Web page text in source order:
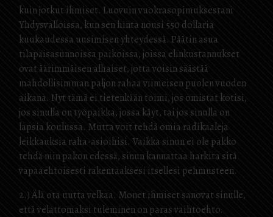
kuin jotkut ihmiset. Luovuin vuokrasopimuksestani
Yhdysvalloissa, kun sen hinta nousi 550 dollaria
kuukaudessa uusimisen yhteydessä. Päätin asua
tilapäisasunnoissa paikoissa, joissa elinkustannukset
ovat äärimmäisen alhaiset, jotta voisin säästää
mahdollisimman paljon rahaa viimeisen puolen vuoden
aikana. Nyt tämä ei tietenkään toimi, jos omistat kotisi,
jos sinulla on työpaikka, jossa käyt, tai jos sinulla on
lapsia koulussa. Mutta voit tehdä omia radikaaleja
leikkauksia raha-asioihisi. Vaikka sinun ei ole pakko
tehdä niin pakon edessä, sinun kannattaa harkita sitä
vapaaehtoisesti rakentaaksesi itsellesi pehmusteen.
2.) Älä ota uutta velkaa. Monet ihmiset sanovat sinulle,
että velattomaksi tuleminen on paras vaihtoehto.